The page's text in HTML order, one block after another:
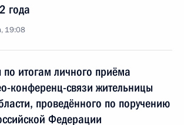
года
19:08
итогам личного приёма
конференц-связи жительницы
проведённого по поручению
Федерации